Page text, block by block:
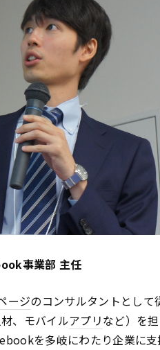
事業部 主任
ージのコンサルタントとして
、モバイルアプリなど）を
を多岐にわたり企業に